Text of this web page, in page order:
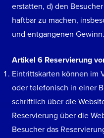
erstatten, d) den
haftbar zu machen,
und entgangenen Gewinn.
Artikel 6 Reservierung
Eintrittskarten können im
oder telefonisch in einer
schriftlich über die
Reservierung über die
Besucher das